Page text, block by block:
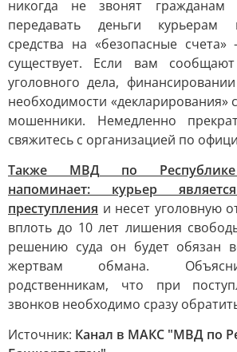
никогда не звонят гражданам
передавать деньги курьерам
средства на «безопасные
существует. Если вам
уголовного дела,
необходимости
мошенники. Немедленно
свяжитесь с организацией по
Также МВД по Республике
напоминает: курьер
преступления и несет уголовную
вплоть до 10 лет лишения
решению суда он будет обязан
жертвам обмана.
родственникам, что при
звонков необходимо сразу
Источник: Канал в МАКС "МВД по